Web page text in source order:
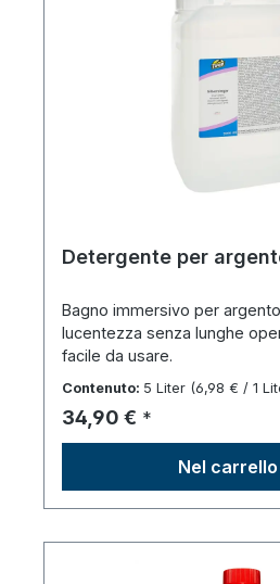
Detergente per
Bagno immersivo per
lucentezza senza lunghe
facile da usare.
Contenuto: 5 Liter (6,98 € / 1
Prezzo normale:
34,90 € *
Nel carrello